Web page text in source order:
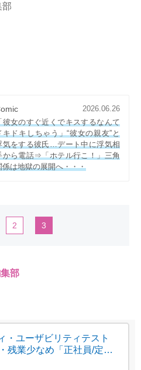
2026.06.26
彼女のすぐ近くでキスするなんて
キドキしちゃう」“彼女の親友”と
気をする彼氏…デート中に浮気相
から電話⇒「ホテル行こ！」三角
係は地獄の展開へ・・・
2 3
部
・ユーザビリティテスト
残業少なめ「正社員/定着